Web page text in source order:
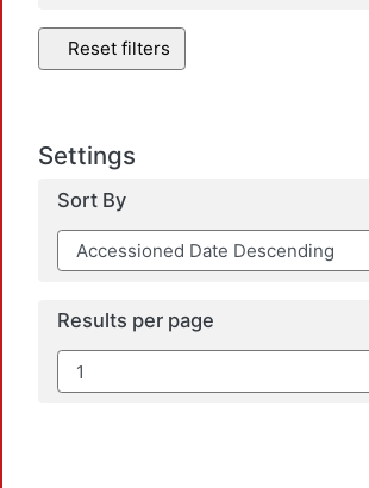
Reset filters
Settings
Sort By
Results per page